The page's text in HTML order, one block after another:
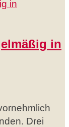
in
Drei